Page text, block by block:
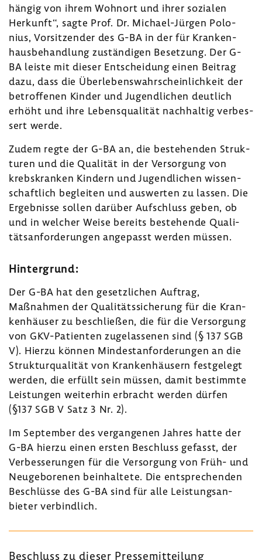
hängig von ihrem Wohnort und ihrer sozialen
Herkunft“, sagte Prof. Dr. Michael-​Jürgen Polo­
nius, Vorsit­zender des G-BA in der für Kran­ken­
haus­be­hand­lung zustän­digen Beset­zung. Der G-
BA leiste mit dieser Entschei­dung einen Beitrag
dazu, dass die Über­le­bens­wahr­schein­lich­keit der
betrof­fenen Kinder und Jugend­li­chen deut­lich
erhöht und ihre Lebens­qua­lität nach­haltig verbes­
sert werde.
Zudem regte der G-BA an, die bestehenden Struk­
turen und die Qualität in der Versor­gung von
krebs­kranken Kindern und Jugend­li­chen wissen­
schaft­lich begleiten und auswerten zu lassen. Die
Ergeb­nisse sollen darüber Aufschluss geben, ob
und in welcher Weise bereits bestehende Quali­
täts­an­for­de­rungen ange­passt werden müssen.
Hinter­grund:
Der G-BA hat den gesetz­li­chen Auftrag,
Maßnahmen der Quali­täts­si­che­rung für die Kran­
ken­häuser zu beschließen, die für die Versor­gung
von GKV-​Patienten zuge­las­senen sind (§ 137 SGB
V). Hierzu können Mindest­an­for­de­rungen an die
Struk­tur­qua­lität von Kran­ken­häu­sern fest­ge­legt
werden, die erfüllt sein müssen, damit bestimmte
Leis­tungen weiterhin erbracht werden dürfen
(§137 SGB V Satz 3 Nr. 2).
Im September des vergan­genen Jahres hatte der
G-BA hierzu einen ersten Beschluss gefasst, der
Verbes­se­rungen für die Versor­gung von Früh- und
Neuge­bo­renen beinhal­tete. Die entspre­chenden
Beschlüsse des G-BA sind für alle Leis­tungs­an­
bieter verbind­lich.
Beschluss zu dieser Pres­se­mit­tei­lung